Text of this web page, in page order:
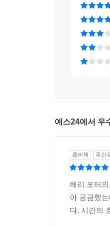
마치 마법처럼,
‘긴장감이 끝
너무나 황홀한,
새로운『해리
근 10년간 가
『해리 포터와
『해리 포터와
예스24에서 우
종이책 주간
해리 포터
아 궁금했
다. 시간의